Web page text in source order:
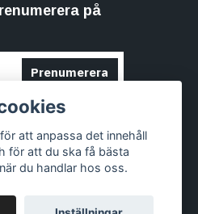
på
Prenumerera
att anpassa det innehåll
för att du ska få bästa
du handlar hos oss.